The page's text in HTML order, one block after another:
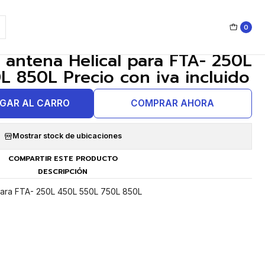
0
antena Helical para FTA- 250L
850L Precio con iva incluido
AL CARRO COMPRAR AHORA
Mostrar stock de ubicaciones
COMPARTIR ESTE PRODUCTO
DESCRIPCIÓN
FTA- 250L 450L 550L 750L 850L